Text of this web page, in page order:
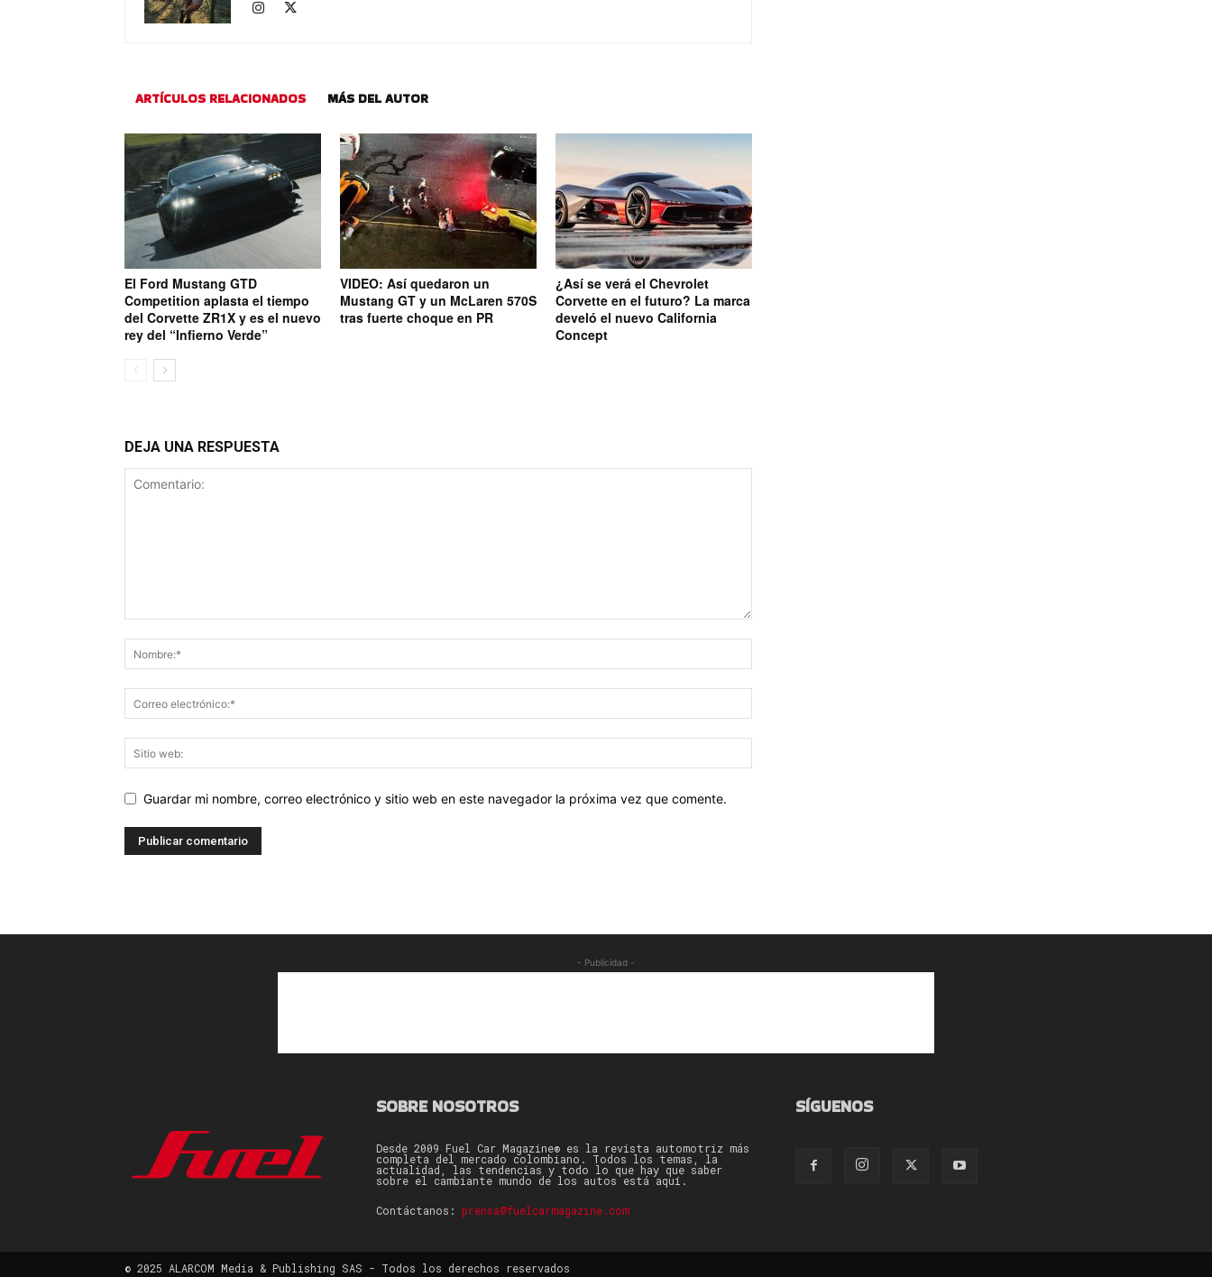
ARTÍCULOS RELACIONADOS MÁS DEL AUTOR
El Ford Mustang GTD
Competition aplasta el tiempo
del Corvette ZR1X y es el nuevo
rey del “Infierno Verde”
VIDEO: Así quedaron un
Mustang GT y un McLaren 570S
tras fuerte choque en PR
¿Así se verá el Chevrolet
Corvette en el futuro? La marca
develó el nuevo California
Concept
DEJA UNA RESPUESTA
Guardar mi nombre, correo electrónico y sitio web en este navegador la próxima vez que comente.
- Publicidad -
SOBRE NOSOTROS
Desde 2009 Fuel Car Magazine® es la revista automotriz más
completa del mercado colombiano. Todos los temas, la
actualidad, las tendencias y todo lo que hay que saber
sobre el cambiante mundo de los autos está aquí.
Contáctanos: prensa@fuelcarmagazine.com
SÍGUENOS
© 2025 ALARCOM Media & Publishing SAS - Todos los derechos reservados